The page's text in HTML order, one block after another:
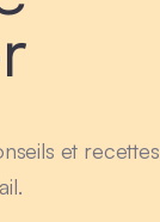
et recettes